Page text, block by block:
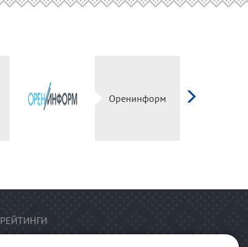
Оренинформ
РЕЙТИНГИ